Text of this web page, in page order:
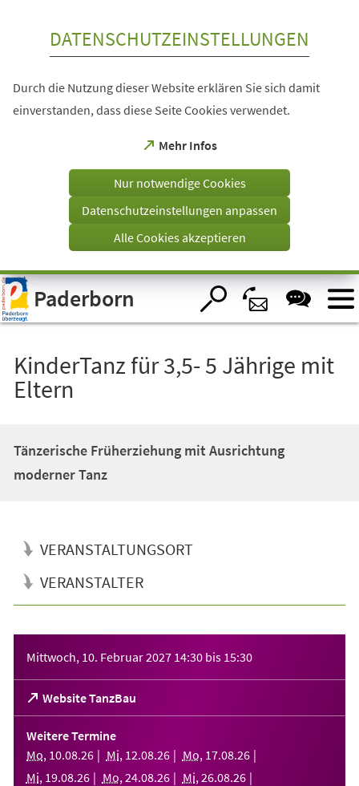
Visuelle
Assistenzsoftware
öffnen.
DATENSCHUTZEINSTELLUNGEN
Durch die Nutzung dieser Website erklären Sie sich damit
einverstanden, dass diese Seite Cookies verwendet.
Mehr Infos
(Öffnet
einem
Tab)
Nur notwendige Cookies
Datenschutzeinstellungen anpassen
Alle Cookies akzeptieren
Paderborn
KinderTanz für 3,5- 5 Jährige mit
Eltern
Tänzerische Früherziehung mit Ausrichtung
moderner Tanz
VERANSTALTUNGSORT
VERANSTALTER
Mittwoch, 10. Februar 2027 14:30 bis 15:30
Website TanzBau
(Öffnet
in
einem
neuen
Tab)
Weitere Termine
Mo, 10.08.26 Mi, 12.08.26 Mo, 17.08.26
Mi, 19.08.26 Mo, 24.08.26 Mi, 26.08.26